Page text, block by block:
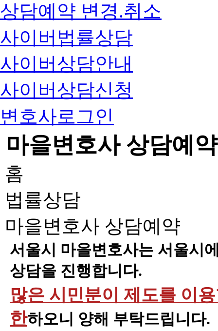
상담예약 변경.취소
사이버법률상담
사이버상담안내
사이버상담신청
변호사로그인
마을변호사 상담예약
홈
법률상담
마을변호사 상담예약
서울시 마을변호사는 서울시
상담을 진행합니다.
많은 시민분이 제도를 이
한하오니 양해 부탁드립니다.